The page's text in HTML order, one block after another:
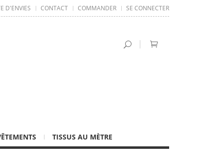
D'ENVIES CONTACT COMMANDER SE CONNECTER
TISSUS AU MÈTRE